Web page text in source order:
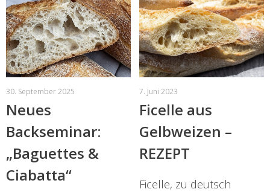
30. September 2025
Neues
Backseminar:
„Baguettes &
Ciabatta“
7. Juni 2023
Ficelle aus
Gelbweizen –
REZEPT
Ficelle, zu deutsch